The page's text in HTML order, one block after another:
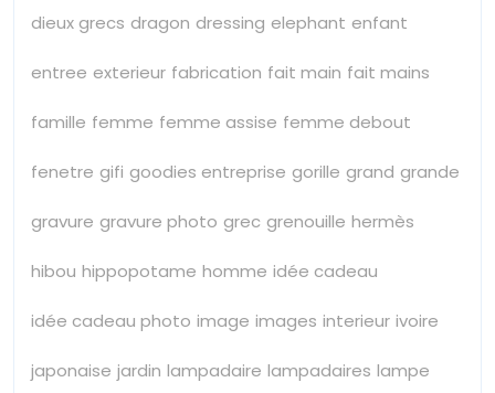
dieux grecs dragon dressing elephant enfant
entree exterieur fabrication fait main fait mains
famille femme femme assise femme debout
fenetre gifi goodies entreprise gorille grand grande
gravure gravure photo grec grenouille hermès
hibou hippopotame homme idée cadeau
idée cadeau photo image images interieur ivoire
japonaise jardin lampadaire lampadaires lampe